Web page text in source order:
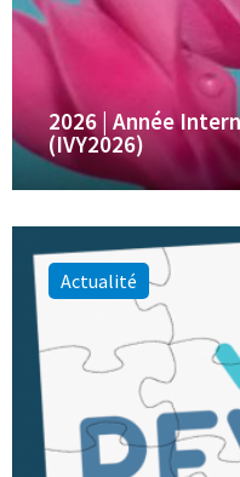
2026 | Année
(IVY2026)
Actualité